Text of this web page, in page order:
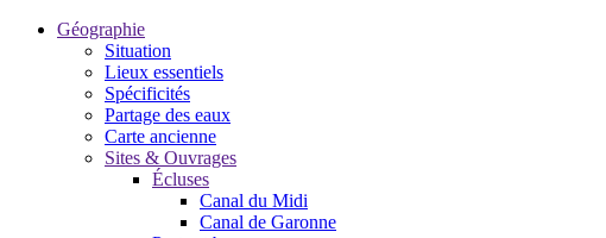
Géographie
Situation
Lieux essentiels
Spécificités
Partage des eaux
Carte ancienne
Sites & Ouvrages
Écluses
Canal du Midi
Canal de Garonne